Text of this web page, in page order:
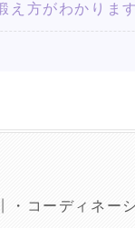
え方がわかります
・コーディネー